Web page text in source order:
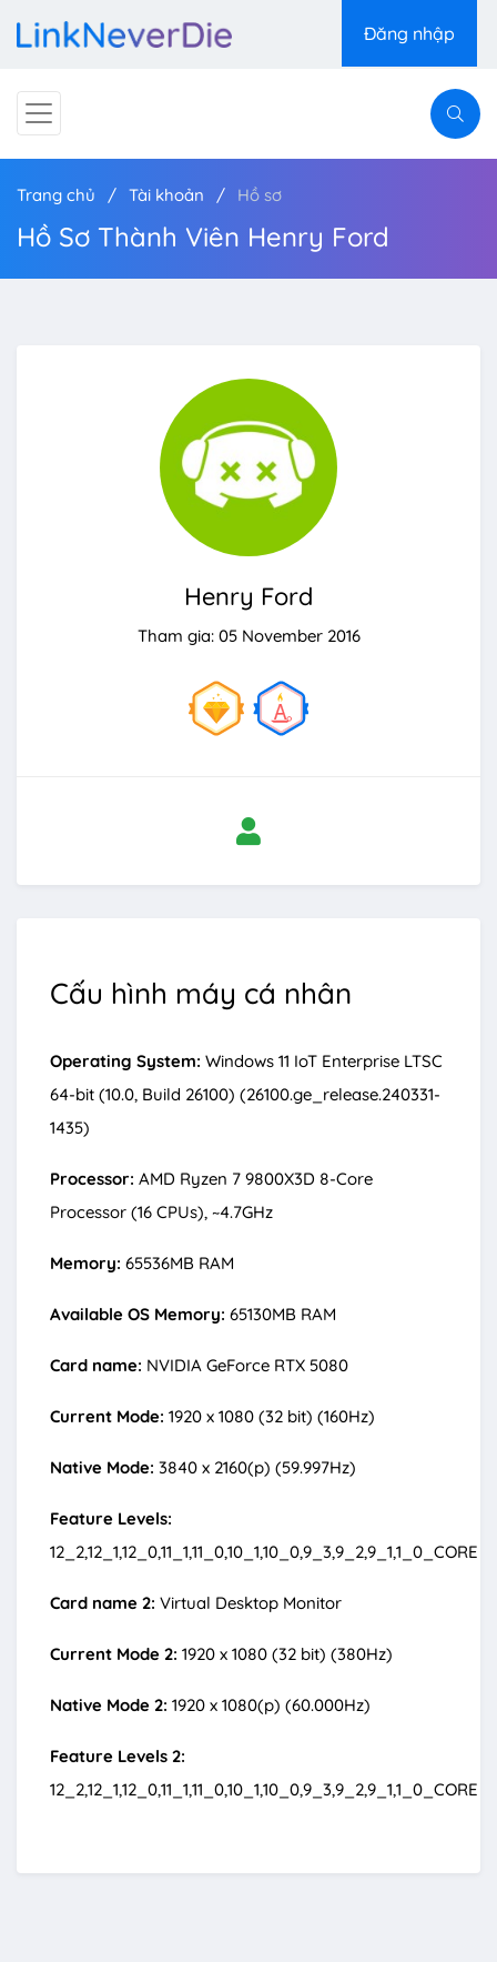
Đăng nhập
Trang chủ Tài khoản Hồ sơ
Hồ Sơ Thành Viên Henry Ford
Henry Ford
Tham gia: 05 November 2016
Cấu hình máy cá nhân
Operating System: Windows 11 IoT Enterprise LTSC
64-bit (10.0, Build 26100) (26100.ge_release.240331-
1435)
Processor: AMD Ryzen 7 9800X3D 8-Core
Processor (16 CPUs), ~4.7GHz
Memory: 65536MB RAM
Available OS Memory: 65130MB RAM
Card name: NVIDIA GeForce RTX 5080
Current Mode: 1920 x 1080 (32 bit) (160Hz)
Native Mode: 3840 x 2160(p) (59.997Hz)
Feature Levels:
12_2,12_1,12_0,11_1,11_0,10_1,10_0,9_3,9_2,9_1,1_0_CORE
Card name 2: Virtual Desktop Monitor
Current Mode 2: 1920 x 1080 (32 bit) (380Hz)
Native Mode 2: 1920 x 1080(p) (60.000Hz)
Feature Levels 2:
12_2,12_1,12_0,11_1,11_0,10_1,10_0,9_3,9_2,9_1,1_0_CORE